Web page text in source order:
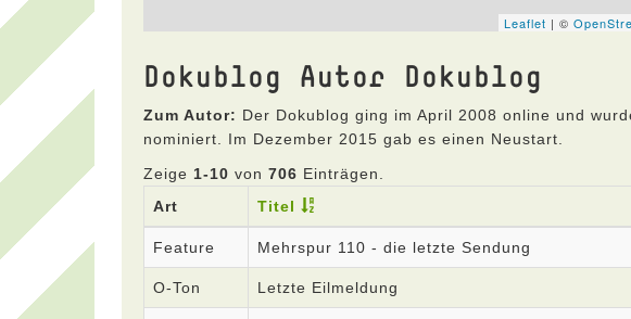
Dokublog Autor Dokublog
Zum Autor: Der Dokublog ging im April 2008 online und
nominiert. Im Dezember 2015 gab es einen Neustart.
Zeige 1-10 von 706 Einträgen.
Art
Titel
Feature Mehrspur 110 - die letzte Sendung
O-Ton Letzte Eilmeldung